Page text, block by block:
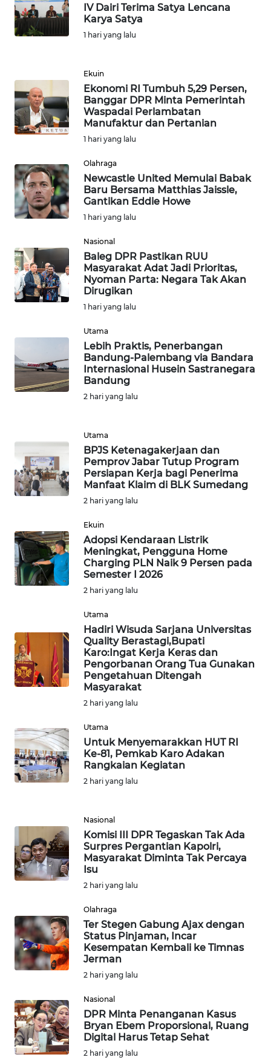
IV Dairi Terima Satya Lencana
Karya Satya
1 hari yang lalu
Ekuin
Ekonomi RI Tumbuh 5,29 Persen,
Banggar DPR Minta Pemerintah
Waspadai Perlambatan
Manufaktur dan Pertanian
1 hari yang lalu
Olahraga
Newcastle United Memulai Babak
Baru Bersama Matthias Jaissle,
Gantikan Eddie Howe
1 hari yang lalu
Nasional
Baleg DPR Pastikan RUU
Masyarakat Adat Jadi Prioritas,
Nyoman Parta: Negara Tak Akan
Dirugikan
1 hari yang lalu
Utama
Lebih Praktis, Penerbangan
Bandung-Palembang via Bandara
Internasional Husein Sastranegara
Bandung
2 hari yang lalu
Utama
BPJS Ketenagakerjaan dan
Pemprov Jabar Tutup Program
Persiapan Kerja bagi Penerima
Manfaat Klaim di BLK Sumedang
2 hari yang lalu
Ekuin
Adopsi Kendaraan Listrik
Meningkat, Pengguna Home
Charging PLN Naik 9 Persen pada
Semester I 2026
2 hari yang lalu
Utama
Hadiri Wisuda Sarjana Universitas
Quality Berastagi,Bupati
Karo:Ingat Kerja Keras dan
Pengorbanan Orang Tua Gunakan
Pengetahuan Ditengah
Masyarakat
2 hari yang lalu
Utama
Untuk Menyemarakkan HUT RI
Ke-81, Pemkab Karo Adakan
Rangkaian Kegiatan
2 hari yang lalu
Nasional
Komisi III DPR Tegaskan Tak Ada
Surpres Pergantian Kapolri,
Masyarakat Diminta Tak Percaya
Isu
2 hari yang lalu
Olahraga
Ter Stegen Gabung Ajax dengan
Status Pinjaman, Incar
Kesempatan Kembali ke Timnas
Jerman
2 hari yang lalu
Nasional
DPR Minta Penanganan Kasus
Bryan Ebem Proporsional, Ruang
Digital Harus Tetap Sehat
2 hari yang lalu
KALBAR
WN
KALTARA
WN
WN
KALTIM
WN
WN
GORONTALO
MALUKU
WN
DAIRI
WN
WN
NIAS
WN
TAPANULI
SELATAN
WN
KARO
WN
LABUHANBATU
WN
WN DELI
SERDANG
TEBING
TINGGI
WN
PAKPAK